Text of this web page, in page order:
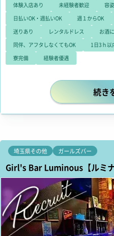
体験入店あり 未経験者歓迎
容
日払いOK・週払いOK
週１からOK
送りあり
レンタルドレス お酒
同伴、アフタしなくてもOK
1日3ｈ以
寮完備
経験者優遇
女の
続き
埼玉県その他
ガールズバー
Girl's Bar Luminous【ルミナ